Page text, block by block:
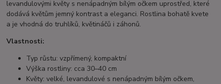
levandulovými květy s nenápadným bílým očkem uprostřed, které
dodává květům jemný kontrast a eleganci. Rostlina bohatě kvete
a je vhodná do truhlíků, květináčů i záhonů.
Vlastnosti:
Typ růstu: vzpřímený, kompaktní
Výška rostliny: cca 30–40 cm
Květy: velké, levandulové s nenápadným bílým očkem,